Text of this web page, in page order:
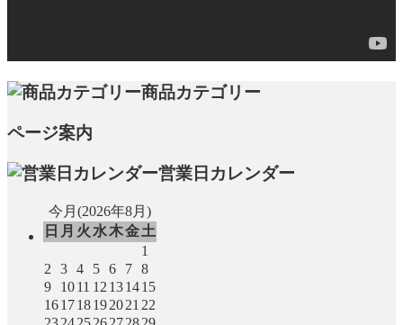
商品カテゴリー
ページ案内
営業日カレンダー
今月(2026年8月)
日 月 火 水木金土
1
2
3 4 5 6 7 8
9
1011 12 131415
161718192021 22